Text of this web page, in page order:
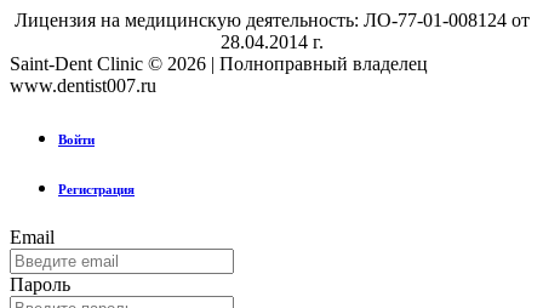
Лицензия на медицинскую деятельность: ЛО-77-01-008124 от
28.04.2014 г.
Saint-Dent Clinic © 2026 | Полноправный владелец
www.dentist007.ru
Войти
Регистрация
Email
Пароль